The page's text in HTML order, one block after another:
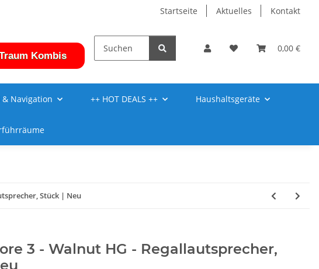
Startseite Aktuelles Kontakt
Kombis
0,00 €
& Navigation ++ HOT DEALS ++ Haushaltsgeräte
Stück | Neu
3 - Walnut HG - Regallautsprecher,